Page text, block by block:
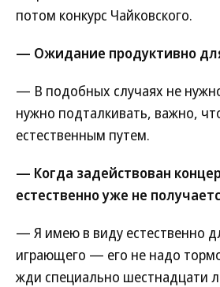
потом конкурс Чайковского.
— Ожидание продуктивно
— В подобных случаях не
нужно подталкивать, важно,
естественным путем.
— Когда задействован
естественно уже не
— Я имею в виду естественно
играющего — его не надо
жди специально шестнадцати